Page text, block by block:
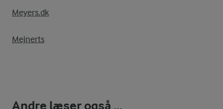
Meyers.dk
Mejnerts
Andre læser også ...